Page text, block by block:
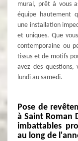
mural, prêt à vous
équipe hautement
une installation
et uniques. Que
contemporaine ou
tissus et de motifs
avez des
lundi au samedi.
Pose de
à Saint Roman
imbattables
au long de